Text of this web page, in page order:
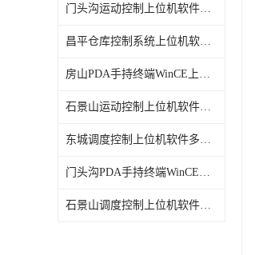
门头沟运动控制上位机软件报价
昌平仓库控制系统上位机软件WCS价格
房山PDA手持终端WinCE上位机软件电话
石景山运动控制上位机软件定制
东城调度控制上位机软件多少钱
门头沟PDA手持终端WinCE上位机软件服务
石景山调度控制上位机软件电话